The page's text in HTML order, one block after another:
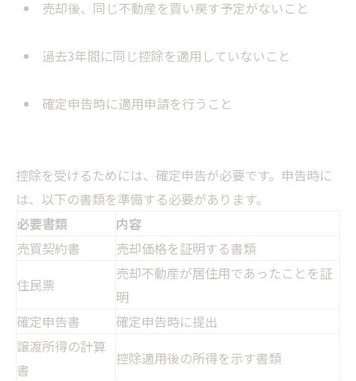
売却後、同じ不動産を買い戻す予定がないこと
過去3年間に同じ控除を適用していないこと
確定申告時に適用申請を行うこと
控除を受けるためには、確定申告が必要です。申告時に
は、以下の書類を準備する必要があります。
必要書類
内容
売買契約書
売却価格を証明する書類
住民票
売却不動産が居住用であったことを証
明
確定申告書
確定申告時に提出
譲渡所得の計算
書
控除適用後の所得を示す書類